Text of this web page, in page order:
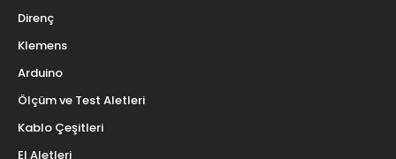
Direnç
Klemens
Arduino
Ölçüm ve Test Aletleri
Kablo Çeşitleri
El Aletleri